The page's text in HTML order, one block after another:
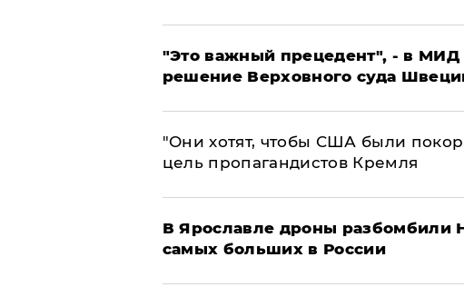
"Это важный прецедент", - в МИД
решение Верховного суда
"Они хотят, чтобы США были
цель пропагандистов Кремля
В Ярославле дроны разбомбили
самых больших в России